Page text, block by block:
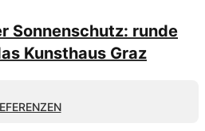
Sonnenschutz: runde
Kunsthaus Graz